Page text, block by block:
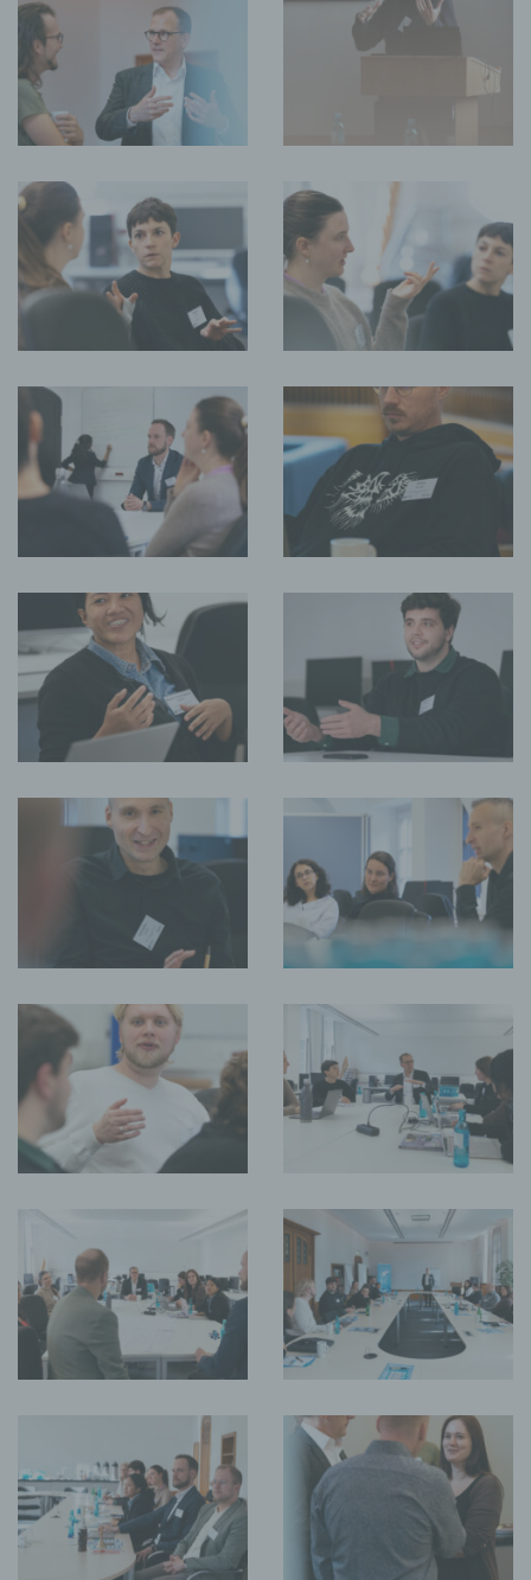
in diesem Zusammenhang als Ansprechpartner zur
Verfügung.
Kontaktmöglichkeit über die Internetseite
Die Internetseite enthält aufgrund von gesetzlichen
Vorschriften Angaben, die eine schnelle elektronische
Kontaktaufnahme zu unserem Unternehmen sowie eine
unmittelbare Kommunikation mit uns ermöglichen, was
elektronischen Post (E-Mail-Adresse) umfasst. Sofern eine
betroffene Person per E-Mail oder über ein Kontaktformular
den Kontakt mit dem für die Verarbeitung Verantwortlichen
aufnimmt, werden die von der betroffenen Person
übermittelten personenbezogenen Daten automatisch
gespeichert. Solche auf freiwilliger Basis von einer
betroffenen Person an den für die Verarbeitung
Verantwortlichen übermittelten personenbezogenen Daten
werden für Zwecke der Bearbeitung oder der
Kontaktaufnahme zur betroffenen Person gespeichert. Es
an Dritte.
Kommentarfunktion im Blog auf der Internetseite
Wir bieten den Nutzern auf einem Blog, der sich auf der
Internetseite des für die Verarbeitung Verantwortlichen
befindet, die Möglichkeit, individuelle Kommentare zu
einzelnen Blog-Beiträgen zu hinterlassen. Ein Blog ist ein auf
einer Internetseite geführtes, in der Regel öffentlich
einsehbares Portal, in welchem eine oder mehrere Personen,
niederschreiben können. Die Blogposts können in der Regel
von Dritten kommentiert werden.
Hinterlässt eine betroffene Person einen Kommentar in dem
auf dieser Internetseite veröffentlichten Blog, werden neben
den von der betroffenen Person hinterlassenen
Kommentaren auch Angaben zum Zeitpunkt der
Kommentareingabe sowie zu dem von der betroffenen
Person gewählten Nutzernamen (Pseudonym) gespeichert
mitprotokolliert. Diese Speicherung der IP-Adresse erfolgt
aus Sicherheitsgründen und für den Fall, dass die betroffene
Person durch einen abgegebenen Kommentar die Rechte
Dritter verletzt oder rechtswidrige Inhalte postet. Die
Speicherung dieser personenbezogenen Daten erfolgt daher
im eigenen Interesse des für die Verarbeitung
Verantwortlichen, damit sich dieser im Falle einer
Rechtsverletzung gegebenenfalls exkulpieren könnte. Es
erfolgt keine Weitergabe dieser erhobenen
Rechtsverteidigung des für die Verarbeitung Verantwortlichen
dient.
Gravatar
Bei Kommentaren wird auf den Gravatar Service von
Auttomatic zurückgegriffen. Gravatar gleicht Ihre Email-
Adresse ab und bildet – sofern Sie dort registriert sind – Ihr
Avatar-Bild neben dem Kommentar ab. Sollten Sie nicht
registriert sein, wird kein Bild angezeigt. Zu beachten ist,
Gravatar registriert sind. Details zu Gravatar:
Routinemäßige Löschung und Sperrung von
personenbezogenen Daten
Der für die Verarbeitung Verantwortliche verarbeitet und
speichert personenbezogene Daten der betroffenen Person
nur für den Zeitraum, der zur Erreichung des
Speicherungszwecks erforderlich ist oder sofern dies durch
welchen der für die Verarbeitung Verantwortliche unterliegt,
Entfällt der Speicherungszweck oder läuft eine vom
Europäischen Richtlinien- und Verordnungsgeber oder einem
anderen zuständigen Gesetzgeber vorgeschriebene
Speicherfrist ab, werden die personenbezogenen Daten
routinemäßig und entsprechend den gesetzlichen
Vorschriften gesperrt oder gelöscht.